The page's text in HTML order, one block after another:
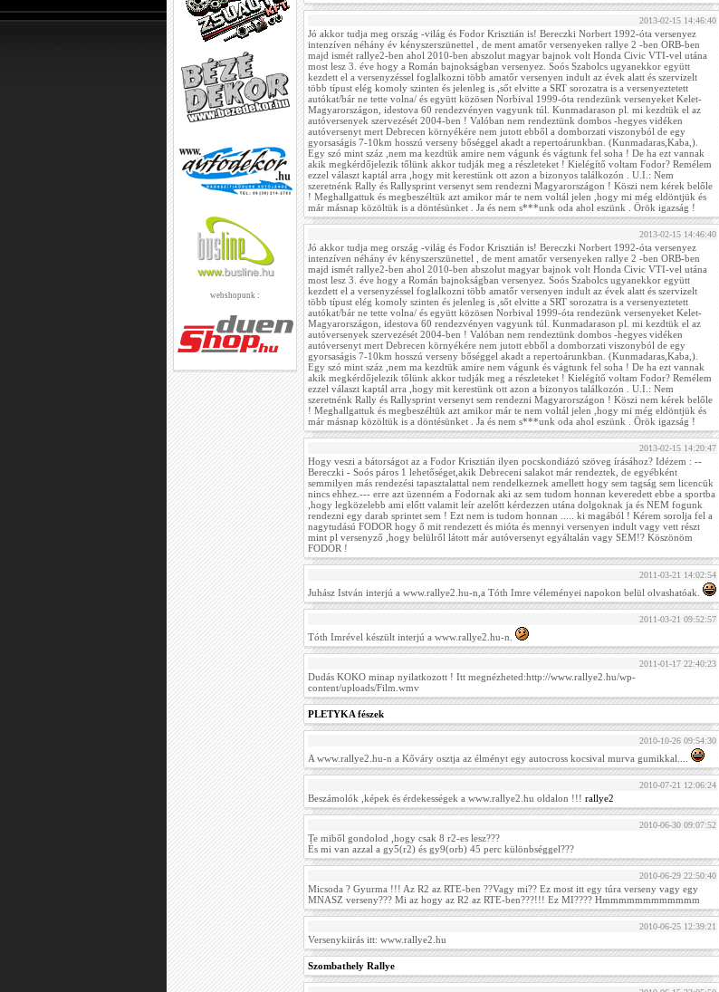
webshopunk :
2013-02-15 14:46:40
Jó akkor tudja meg ország -világ és Fodor Krisztián is! Bereczki Norbert 1992-óta versenyez
intenzíven néhány év kényszerszünettel , de ment amatőr versenyeken rallye 2 -ben ORB-ben
majd ismét rallye2-ben ahol 2010-ben abszolut magyar bajnok volt Honda Civic VTI-vel utána
most lesz 3. éve hogy a Román bajnokságban versenyez. Soós Szabolcs ugyanekkor együtt
kezdett el a versenyzéssel foglalkozni több amatőr versenyen indult az évek alatt és szervizelt
több típust elég komoly szinten és jelenleg is ,sőt elvitte a SRT sorozatra is a versenyeztetett
autókat/bár ne tette volna/ és együtt közösen Norbival 1999-óta rendezünk versenyeket Kelet-
Magyarországon, idestova 60 rendezvényen vagyunk túl. Kunmadarason pl. mi kezdtük el az
autóversenyek szervezését 2004-ben ! Valóban nem rendeztünk dombos -hegyes vidéken
autóversenyt mert Debrecen környékére nem jutott ebből a domborzati viszonyból de egy
gyorsaságis 7-10km hosszú verseny bőséggel akadt a repertoárunkban. (Kunmadaras,Kaba,).
Egy szó mint száz ,nem ma kezdtük amire nem vágunk és vágtunk fel soha ! De ha ezt vannak
akik megkérdőjelezik tőlünk akkor tudják meg a részleteket ! Kielégítő voltam Fodor? Remélem
ezzel választ kaptál arra ,hogy mit kerestünk ott azon a bizonyos találkozón . U.I.: Nem
szeretnénk Rally és Rallysprint versenyt sem rendezni Magyarországon ! Köszi nem kérek belőle
! Meghallgattuk és megbeszéltük azt amikor már te nem voltál jelen ,hogy mi még eldöntjük és
már másnap közöltük is a döntésünket . Ja és nem s***unk oda ahol eszünk . Örök igazság !
2013-02-15 14:46:40
Jó akkor tudja meg ország -világ és Fodor Krisztián is! Bereczki Norbert 1992-óta versenyez
intenzíven néhány év kényszerszünettel , de ment amatőr versenyeken rallye 2 -ben ORB-ben
majd ismét rallye2-ben ahol 2010-ben abszolut magyar bajnok volt Honda Civic VTI-vel utána
most lesz 3. éve hogy a Román bajnokságban versenyez. Soós Szabolcs ugyanekkor együtt
kezdett el a versenyzéssel foglalkozni több amatőr versenyen indult az évek alatt és szervizelt
több típust elég komoly szinten és jelenleg is ,sőt elvitte a SRT sorozatra is a versenyeztetett
autókat/bár ne tette volna/ és együtt közösen Norbival 1999-óta rendezünk versenyeket Kelet-
Magyarországon, idestova 60 rendezvényen vagyunk túl. Kunmadarason pl. mi kezdtük el az
autóversenyek szervezését 2004-ben ! Valóban nem rendeztünk dombos -hegyes vidéken
autóversenyt mert Debrecen környékére nem jutott ebből a domborzati viszonyból de egy
gyorsaságis 7-10km hosszú verseny bőséggel akadt a repertoárunkban. (Kunmadaras,Kaba,).
Egy szó mint száz ,nem ma kezdtük amire nem vágunk és vágtunk fel soha ! De ha ezt vannak
akik megkérdőjelezik tőlünk akkor tudják meg a részleteket ! Kielégítő voltam Fodor? Remélem
ezzel választ kaptál arra ,hogy mit kerestünk ott azon a bizonyos találkozón . U.I.: Nem
szeretnénk Rally és Rallysprint versenyt sem rendezni Magyarországon ! Köszi nem kérek belőle
! Meghallgattuk és megbeszéltük azt amikor már te nem voltál jelen ,hogy mi még eldöntjük és
már másnap közöltük is a döntésünket . Ja és nem s***unk oda ahol eszünk . Örök igazság !
2013-02-15 14:20:47
Hogy veszi a bátorságot az a Fodor Krisztián ilyen pocskondiázó szöveg írásához? Idézem : --
Bereczki - Soós páros 1 lehetőséget,akik Debreceni salakot már rendeztek, de egyébként
semmilyen más rendezési tapasztalattal nem rendelkeznek amellett hogy sem tagság sem licencük
nincs ehhez.--- erre azt üzenném a Fodornak aki az sem tudom honnan keveredett ebbe a sportba
,hogy legközelebb ami előtt valamit leír azelőtt kérdezzen utána dolgoknak ja és NEM fogunk
rendezni egy darab sprintet sem ! Ezt nem is tudom honnan ..... ki magából ! Kérem sorolja fel a
nagytudású FODOR hogy ő mit rendezett és mióta és mennyi versenyen indult vagy vett részt
mint pl versenyző ,hogy belülről látott már autóversenyt egyáltalán vagy SEM!? Köszönöm
FODOR !
2011-03-21 14:02:54
Juhász István interjú a www.rallye2.hu-n,a Tóth Imre véleményei napokon belül olvashatóak.
2011-03-21 09:52:57
Tóth Imrével készült interjú a www.rallye2.hu-n.
2011-01-17 22:40:23
Dudás KOKO minap nyilatkozott ! Itt megnézheted:http://www.rallye2.hu/wp-
content/uploads/Film.wmv
PLETYKA fészek
2010-10-26 09:54:30
A www.rallye2.hu-n a Kőváry osztja az élményt egy autocross kocsival murva gumikkal....
2010-07-21 12:06:24
Beszámolók ,képek és érdekességek a www.rallye2.hu oldalon !!! rallye2
2010-06-30 09:07:52
Te miből gondolod ,hogy csak 8 r2-es lesz???
És mi van azzal a gy5(r2) és gy9(orb) 45 perc különbséggel???
2010-06-29 22:50:40
Micsoda ? Gyurma !!! Az R2 az RTE-ben ??Vagy mi?? Ez most itt egy túra verseny vagy egy
MNASZ verseny??? Mi az hogy az R2 az RTE-ben???!!! Ez MI???? Hmmmmmmmmmmmm
2010-06-25 12:39:21
Versenykiirás itt: www.rallye2.hu
Szombathely Rallye